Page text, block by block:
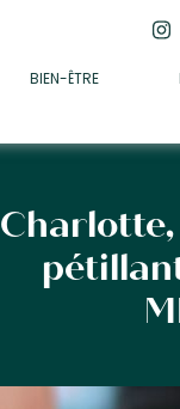
BIEN-ÊTRE
• SOMMEIL
• MÉDECINE
• PSYCHOLOGIE